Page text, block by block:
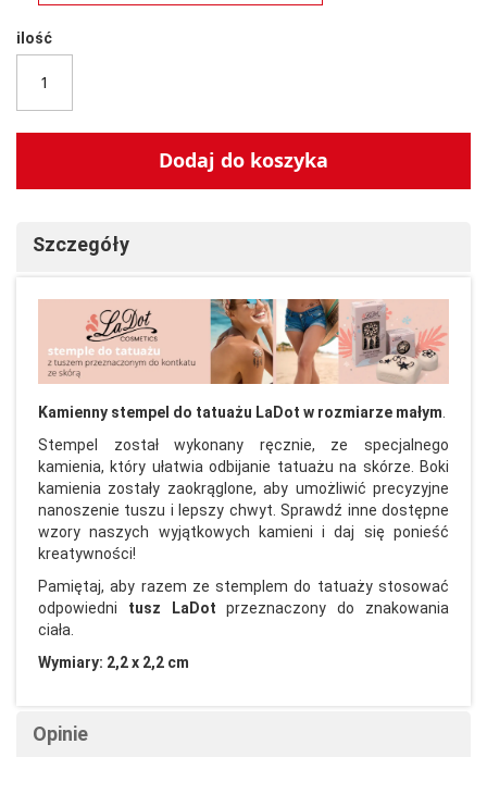
ilość
Dodaj do koszyka
Szczegóły
Kamienny stempel do tatuażu LaDot w rozmiarze małym.
Stempel został wykonany ręcznie, ze specjalnego
kamienia, który ułatwia odbijanie tatuażu na skórze. Boki
kamienia zostały zaokrąglone, aby umożliwić precyzyjne
nanoszenie tuszu i lepszy chwyt. Sprawdź inne dostępne
wzory naszych wyjątkowych kamieni i daj się ponieść
kreatywności!
Pamiętaj, aby razem ze stemplem do tatuaży stosować
odpowiedni tusz LaDot przeznaczony do znakowania
ciała.
Wymiary: 2,2 x 2,2 cm
Opinie